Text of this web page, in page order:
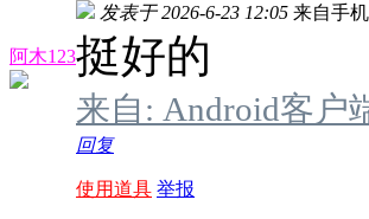
阿木123
发表于 2026-6-23 12:05 来自手机
挺好的
来自: Android客户
回复
使用道具 举报